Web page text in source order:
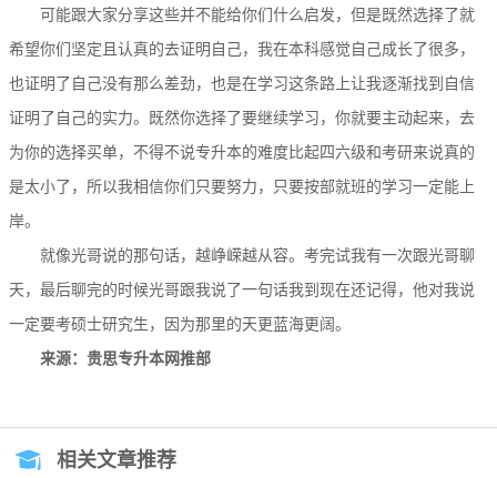
可能跟大家分享这些并不能给你们什么启发，但是既然选择了就
希望你们坚定且认真的去证明自己，我在本科感觉自己成长了很多，
也证明了自己没有那么差劲，也是在学习这条路上让我逐渐找到自信
证明了自己的实力。既然你选择了要继续学习，你就要主动起来，去
为你的选择买单，不得不说专升本的难度比起四六级和考研来说真的
是太小了，所以我相信你们只要努力，只要按部就班的学习一定能上
岸。
就像光哥说的那句话，越峥嵘越从容。考完试我有一次跟光哥聊
天，最后聊完的时候光哥跟我说了一句话我到现在还记得，他对我说
一定要考硕士研究生，因为那里的天更蓝海更阔。
来源：贵思专升本网推部
相关文章推荐